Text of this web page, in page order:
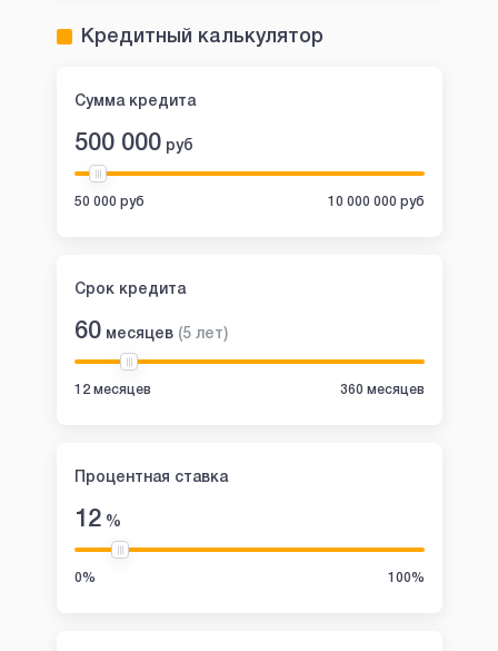
Кредитный калькулятор
Сумма кредита
500 000 руб
50 000 руб 10 000 000 руб
Срок кредита
60 месяцев (5 лет)
12 месяцев 360 месяцев
Процентная ставка
12%
0% 100%